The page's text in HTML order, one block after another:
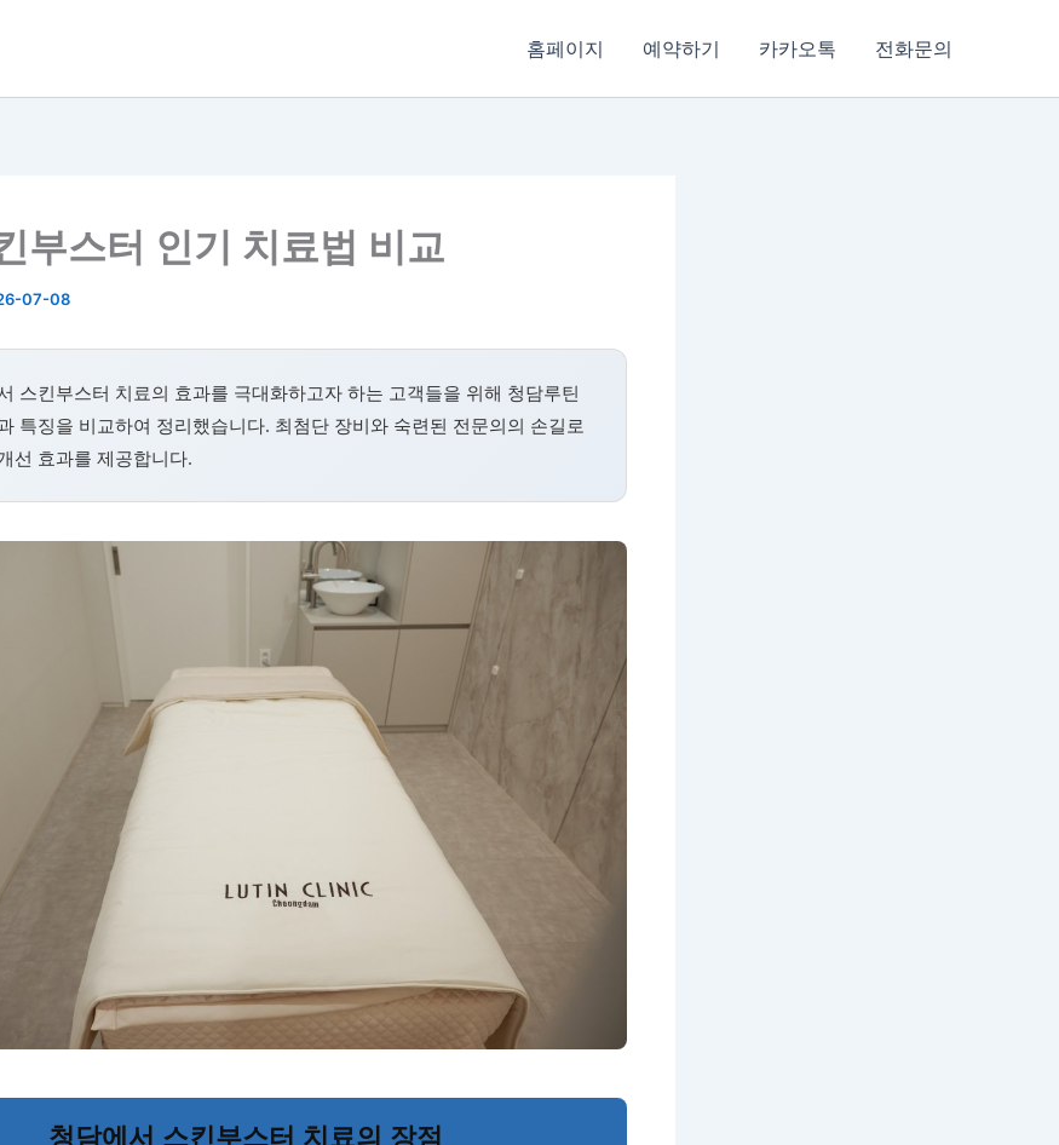
홈페이지 예약하기 카카오톡 전화문의
부스터 인기 치료법 비교
07-08
스킨부스터 치료의 효과를 극대화하고자 하는 고객들을 위해 청담루틴
특징을 비교하여 정리했습니다. 최첨단 장비와 숙련된 전문의의 손길로
선 효과를 제공합니다.
청담에서 스킨부스터 치료의 장점